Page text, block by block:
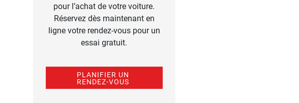
pour l’achat de votre voiture.
Réservez dès maintenant en
ligne votre rendez-vous pour un
essai gratuit.
PLANIFIER UN
RENDEZ-VOUS